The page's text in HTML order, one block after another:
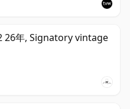
26年, Signatory vintage